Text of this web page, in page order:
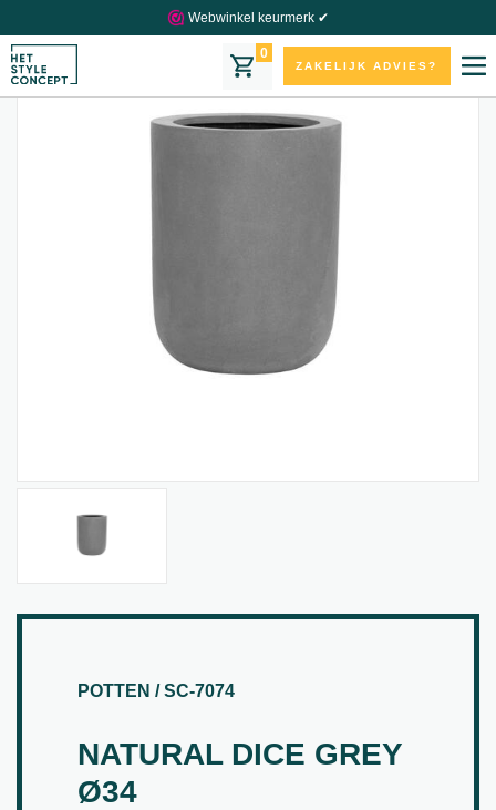
Webwinkel keurmerk ✔
0
ZAKELIJK ADVIES?
POTTEN / SC-7074
NATURAL DICE GREY
Ø34